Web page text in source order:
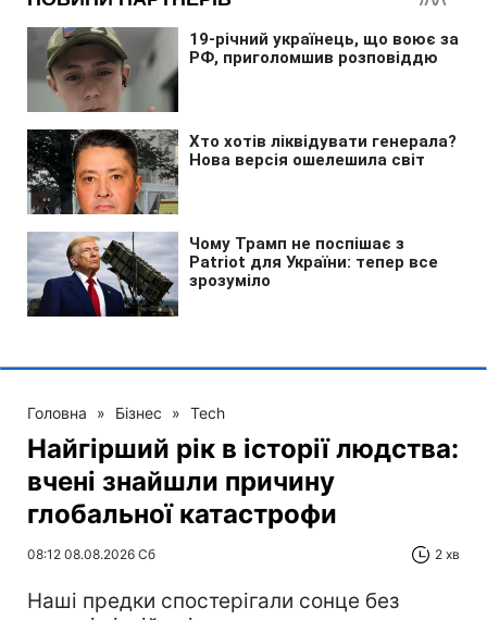
Головна » Бізнес » Tech
Найгірший рік в історії людства:
вчені знайшли причину
глобальної катастрофи
08:12 08.08.2026 Сб 2 хв
Наші предки спостерігали сонце без